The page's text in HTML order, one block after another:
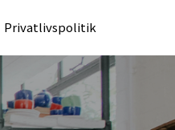
Privatlivspolitik